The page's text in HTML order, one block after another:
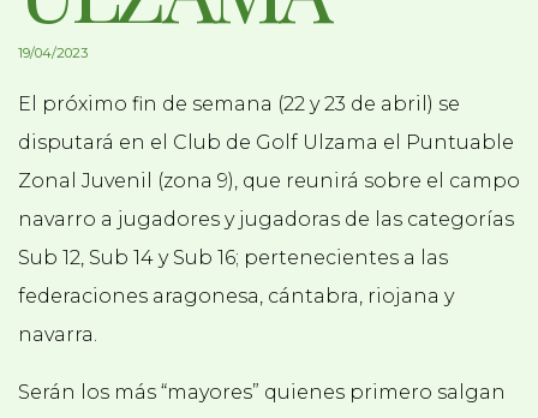
19/04/2023
El próximo fin de semana (22 y 23 de abril) se
disputará en el Club de Golf Ulzama el Puntuable
Zonal Juvenil (zona 9), que reunirá sobre el campo
navarro a jugadores y jugadoras de las categorías
Sub 12, Sub 14 y Sub 16; pertenecientes a las
federaciones aragonesa, cántabra, riojana y
navarra.
Serán los más “mayores” quienes primero salgan